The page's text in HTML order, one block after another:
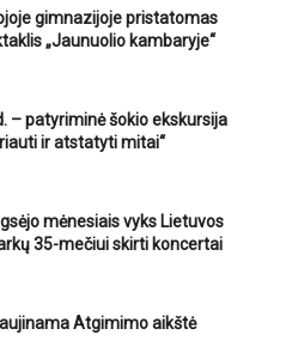
gimnazijoje pristatomas
„Jaunuolio kambaryje“
– patyriminė šokio ekskursija
ir atstatyti mitai“
mėnesiais vyks Lietuvos
35-mečiui skirti koncertai
Atgimimo aikštė